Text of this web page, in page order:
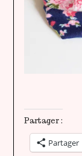
Partager :
Partager